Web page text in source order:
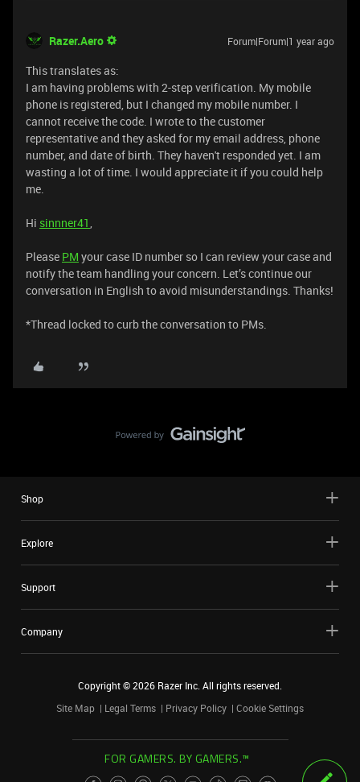
Razer.Aero Forum|Forum|1 year ago
This translates as:
I am having problems with 2-step verification. My mobile
phone is registered, but I changed my mobile number. I
cannot receive the code. I wrote to the customer
representative and they asked for my email address, phone
number, and date of birth. They haven't responded yet. I am
wasting a lot of time. I would appreciate it if you could help
me.
Hi sinnner41,
Please PM your case ID number so I can review your case and
notify the team handling your concern. Let’s continue our
conversation in English to avoid misunderstandings. Thanks!
*Thread locked to curb the conversation to PMs.
Shop
Explore
Support
Company
Copyright ©2026 Razer Inc. All rights reserved.
Site Map
Legal Terms Privacy Policy Cookie Settings
FOR GAMERS. BY GAMERS.™